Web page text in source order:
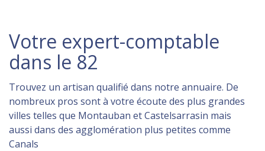
Votre expert-comptable
dans le 82
Trouvez un artisan qualifié dans notre annuaire. De
nombreux pros sont à votre écoute des plus grandes
villes telles que Montauban et Castelsarrasin mais
aussi dans des agglomération plus petites comme
Canals